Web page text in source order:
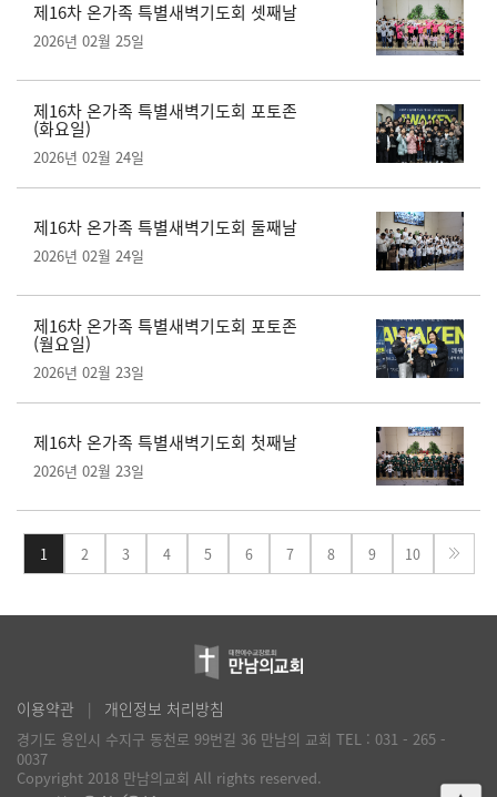
제16차 온가족 특별새벽기도회 셋째날
2026년 02월 25일
제16차 온가족 특별새벽기도회 포토존
(화요일)
2026년 02월 24일
제16차 온가족 특별새벽기도회 둘째날
2026년 02월 24일
제16차 온가족 특별새벽기도회 포토존
(월요일)
2026년 02월 23일
제16차 온가족 특별새벽기도회 첫째날
2026년 02월 23일
1 2 3 4 5 6 7 8 9 10
이용약관 개인정보 처리방침
경기도 용인시 수지구 동천로 99번길 36 만남의 교회 TEL : 031 - 265 -
0037
Copyright 2018 만남의교회 All rights reserved.